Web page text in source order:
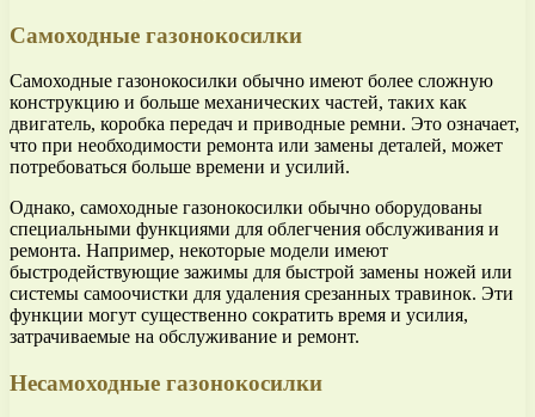
Самоходные газонокосилки
Самоходные газонокосилки обычно имеют более сложную
конструкцию и больше механических частей, таких как
двигатель, коробка передач и приводные ремни. Это означает,
что при необходимости ремонта или замены деталей, может
потребоваться больше времени и усилий.
Однако, самоходные газонокосилки обычно оборудованы
специальными функциями для облегчения обслуживания и
ремонта. Например, некоторые модели имеют
быстродействующие зажимы для быстрой замены ножей или
системы самоочистки для удаления срезанных травинок. Эти
функции могут существенно сократить время и усилия,
затрачиваемые на обслуживание и ремонт.
Несамоходные газонокосилки